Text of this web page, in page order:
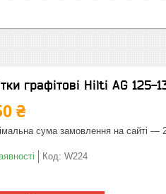
графітові Hilti AG 125-
₴
сума замовлення на сайті —
Код: W224